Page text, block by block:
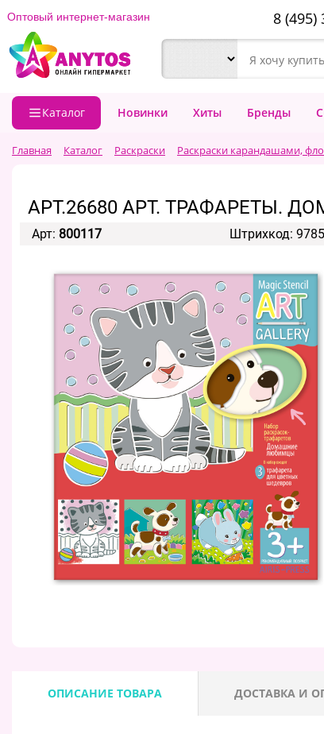
Оптовый интернет-магазин 8 (495)
Каталог Новинки Хиты Бренды
Главная Каталог Раскраски Раскраски карандашами,
АРТ.26680 АРТ. ТРАФАРЕТЫ.
Арт: 800117 Штрихкод:
ОПИСАНИЕ ТОВАРА ДОСТАВКА И